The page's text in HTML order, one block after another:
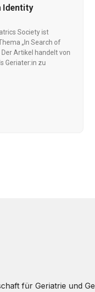
Identity
Society ist
„In Search of
Artikel handelt von
Geriater:in zu
für Geriatrie und